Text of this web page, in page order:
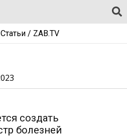
Статьи/ ZAB.TV
создать
болезней